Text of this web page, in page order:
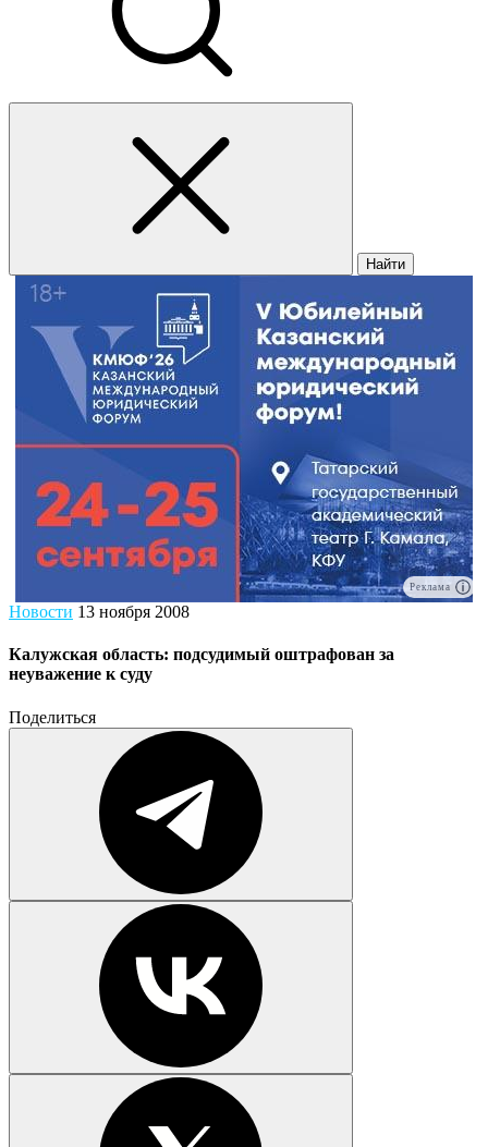
Найти
Реклама
Новости 13 ноября 2008
Калужская область: подсудимый оштрафован за
неуважение к суду
Поделиться